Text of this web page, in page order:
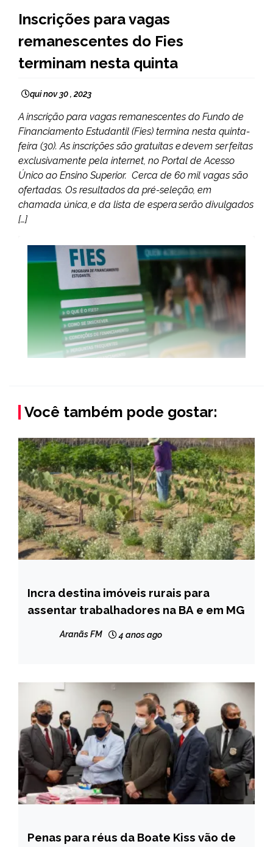
NOTÍCIAS
Inscrições para vagas
remanescentes do Fies
terminam nesta quinta
qui nov 30 , 2023
A inscrição para vagas remanescentes do Fundo de
Financiamento Estudantil (Fies) termina nesta quinta-
feira (30). As inscrições são gratuitas e devem ser feitas
exclusivamente pela internet, no Portal de Acesso
Único ao Ensino Superior. Cerca de 60 mil vagas são
ofertadas. Os resultados da pré-seleção, em
chamada única, e da lista de espera serão divulgados
[…]
Você também pode gostar:
BRASIL
MINAS
Incra destina imóveis rurais para
assentar trabalhadores na BA e em MG
Aranãs FM 4 anos ago
BRASIL
Penas para réus da Boate Kiss vão de